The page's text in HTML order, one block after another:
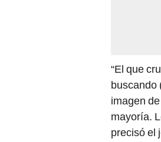
“El que
buscando
imagen
mayoría.
precisó el